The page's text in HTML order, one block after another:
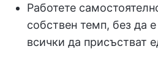
Работете
собствен темп, без да
всички да присъстват